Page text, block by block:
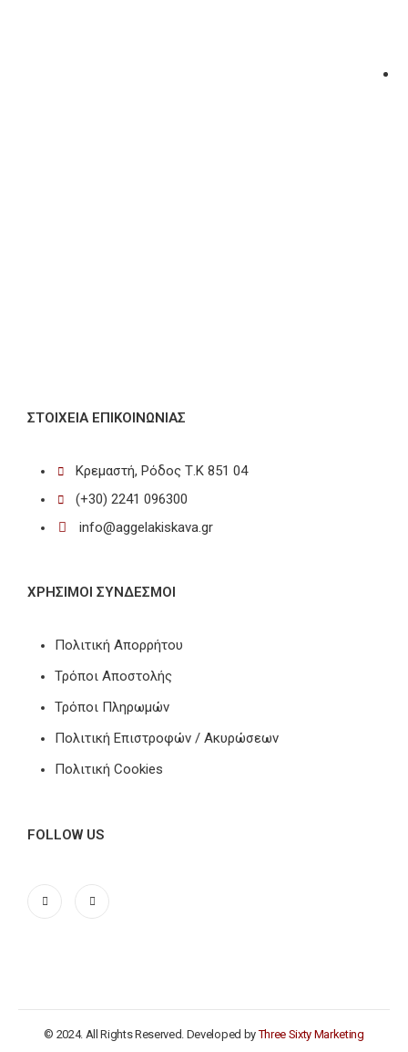
ΣΤΟΙΧΕΊΑ ΕΠΙΚΟΙΝΩΝΊΑΣ
Κρεμαστή, Ρόδος Τ.Κ 851 04
(+30) 2241 096300
info@aggelakiskava.gr
ΧΡΗΣΙΜΟΙ ΣΥΝΔΕΣΜΟΙ
Πολιτική Απορρήτου
Τρόποι Αποστολής
Τρόποι Πληρωμών
Πολιτική Επιστροφών / Ακυρώσεων
Πολιτική Cookies
FOLLOW US
© 2024. All Rights Reserved. Developed byThree Sixty Marketing